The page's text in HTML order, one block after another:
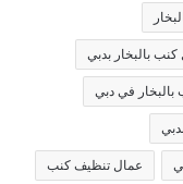
بالبخار بدبي
في دبي
عمال تنظيف كنب